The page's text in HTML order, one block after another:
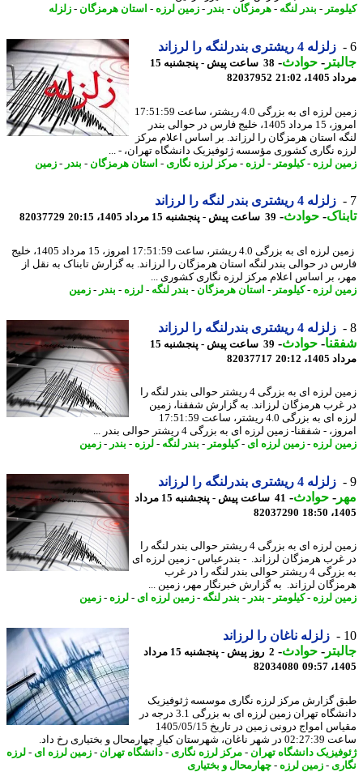
-بندر لنگه -هرمزگان -بندر -زمین لرزه - استان هرمزگان -زلزله
زلزله 4 ریشتری بندرلنگه را لرزاند
-حوادث -
38 ساعت پیش - پنجشنبه 15
21:02
82037952
زمین لرزه ای به بزرگی 4.0 ریشتر، ساعت 17:51:59
امروز، 15 مرداد 1405، خلیج فارس در حوالی بندر
استان هرمزگان را لرزاند. بر اساس اعلام مرکز
نگاری کشوری مؤسسه ژئوفیزیک دانشگاه تهران، - ...
لرزه - کیلومتر-لرزه - مرکز لرزه نگاری- استان هرمزگان -بندر -زمین
زلزله 4 ریشتری بندر لنگه را لرزاند
-حوادث -39 ساعت پیش - پنجشنبه 15 مرداد 1405، 20:15 82037729
زمین لرزه ای به بزرگی 4.0 ریشتر، ساعت 17:51:59 امروز، 15 مرداد 1405، خلیج
در حوالی بندر لنگه استان هرمزگان را لرزاند. به گزارش تابناک به نقل از
بر اساس اعلام مرکز لرزه نگاری کشوری ...
لرزه - کیلومتر-استان هرمزگان -بندر لنگه -لرزه - بندر -زمین
زلزله 4 ریشتری بندرلنگه را لرزاند
-حوادث -
39 ساعت پیش - پنجشنبه 15
20:12
82037717
زمین لرزه ای به بزرگی 4 ریشتر حوالی بندر لنگه را
هرمزگان لرزاند. به گزارش شفقنا، زمین
لرزه ای به بزرگی 4.0 ریشتر، ساعت 17:51:59
- شفقنا- زمین لرزه ای به بزرگی 4 ریشتر حوالی بندر ...
لرزه - زمین لرزه ای - کیلومتر-بندر لنگه -لرزه - بندر -زمین
زلزله 4 ریشتری بندرلنگه را لرزاند
-حوادث -
41 ساعت پیش - پنجشنبه 15 مرداد
82037290
زمین لرزه ای به بزرگی 4 ریشتر حوالی بندر لنگه را
هرمزگان لرزاند. - بندرعباس - زمین لرزه ای
به بزرگی 4 ریشتر حوالی بندر لنگه را در غرب
لرزاند. به گزارش خبرنگار مهر، زمین ...
لرزه - کیلومتر-بندر -بندر لنگه -زمین لرزه ای - لرزه - زمین
زلزله ناغان را لرزاند
-حوادث -
2 روز پیش - پنجشنبه 15 مرداد
82034080
گزارش مرکز لرزه نگاری موسسه ژئوفیزیک
دانشگاه تهران زمین لرزه ای به بزرگی 3.1 درجه در
مقیاس امواج درونی زمین در تاریخ 1405/05/15
کیارِ چهارمحال و بختیاری رخ داد.
دانشگاه تهران- مرکز لرزه نگاری- دانشگاه تهران- زمین لرزه ای - لرزه
- زمین لرزه - چهارمحال و بختیاری